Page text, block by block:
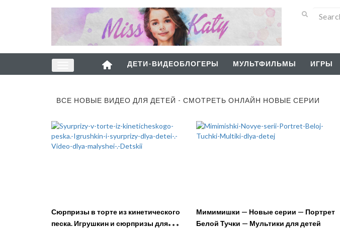
ДЕТИ-ВИДЕОБЛОГЕРЫ МУЛЬТФИЛЬМЫ ИГРЫ
ВСЕ НОВЫЕ ВИДЕО ДЛЯ ДЕТЕЙ - СМОТРЕТЬ ОНЛАЙН НОВЫЕ СЕРИИ
Сюрпризы в торте из кинетического
песка. Игрушкин и сюрпризы для
Мимимишки — Новые серии — Портрет
Белой Тучки — Мультики для детей